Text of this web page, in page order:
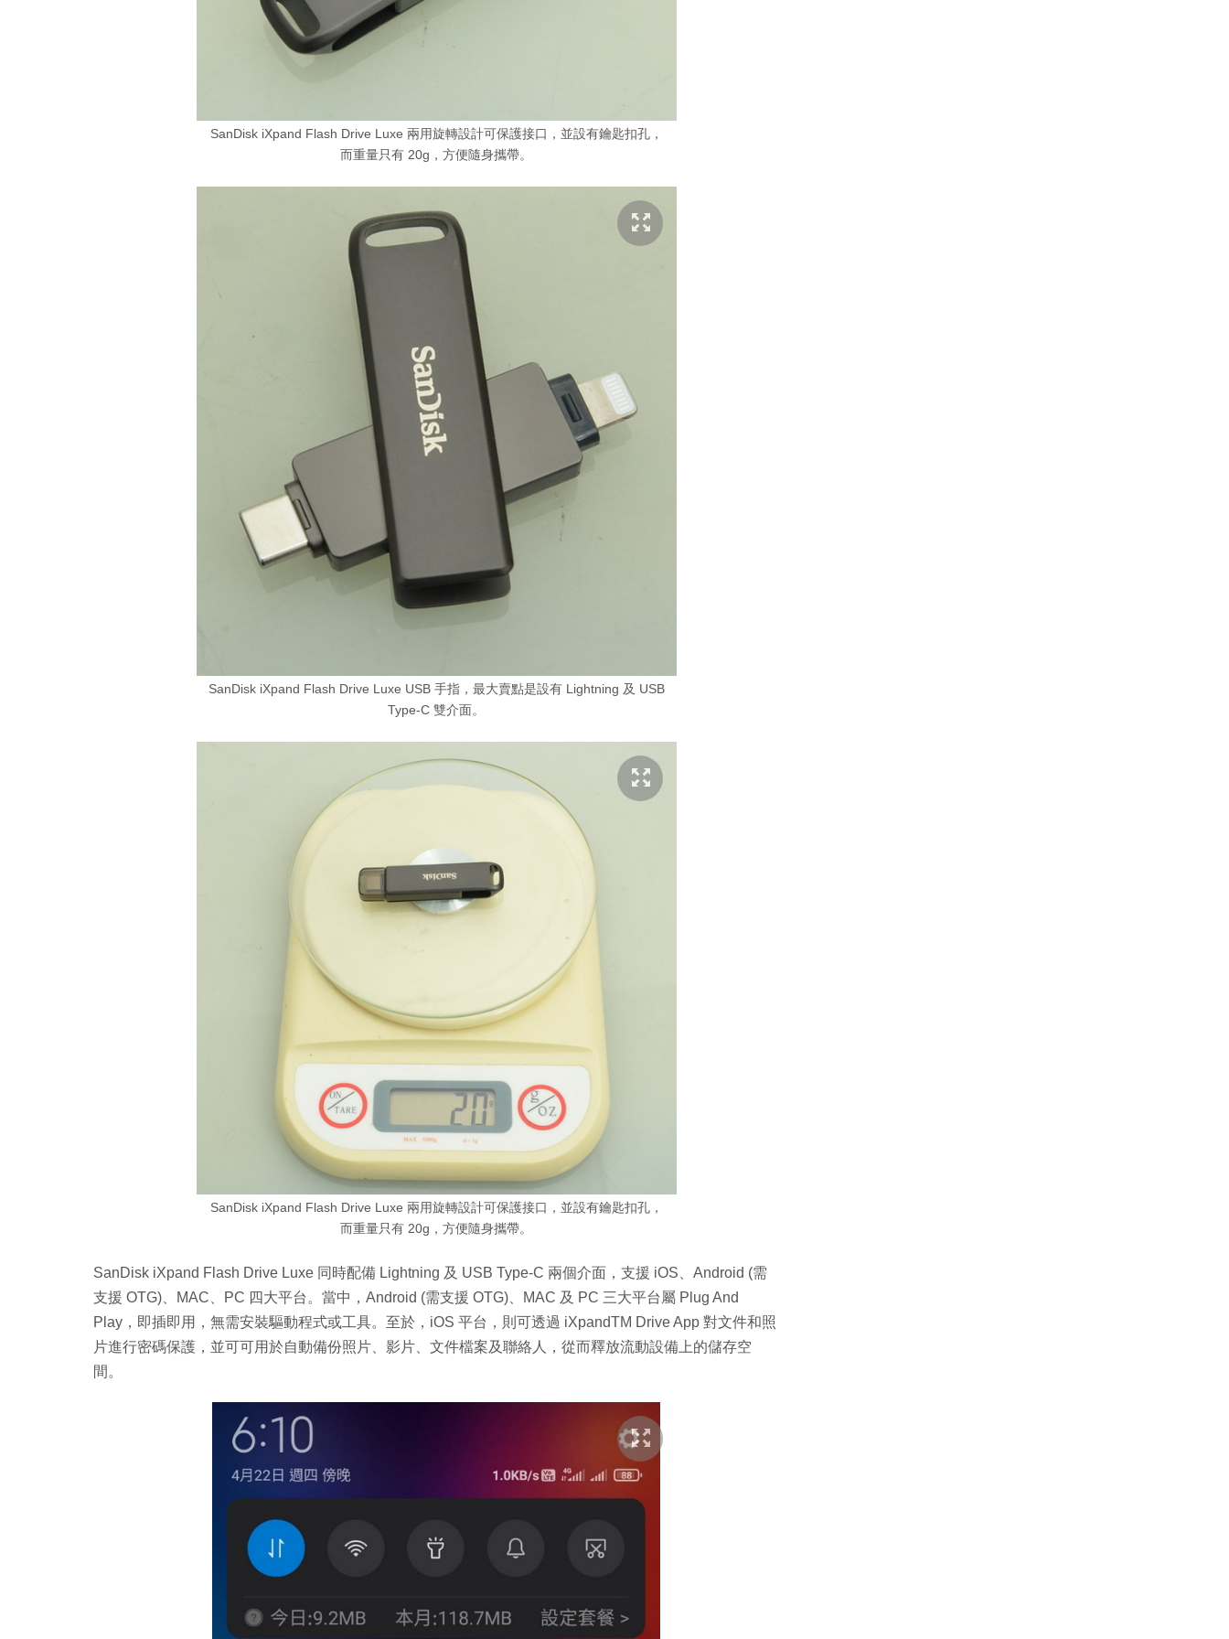
SanDisk iXpand Flash Drive Luxe 兩用旋轉設計可保護接口，並設有鑰匙扣孔，
而重量只有 20g，方便隨身攜帶。
SanDisk iXpand Flash Drive Luxe USB 手指，最大賣點是設有 Lightning 及 USB
Type-C 雙介面。
SanDisk iXpand Flash Drive Luxe 兩用旋轉設計可保護接口，並設有鑰匙扣孔，
而重量只有 20g，方便隨身攜帶。
SanDisk iXpand Flash Drive Luxe 同時配備 Lightning 及 USB Type-C 兩個介面，支援 iOS、Android (需
支援 OTG)、MAC、PC 四大平台。當中，Android (需支援 OTG)、MAC 及 PC 三大平台屬 Plug And
Play，即插即用，無需安裝驅動程式或工具。至於，iOS 平台，則可透過 iXpandTM Drive App 對文件和照
片進行密碼保護，並可可用於自動備份照片、影片、文件檔案及聯絡人，從而釋放流動設備上的儲存空
間。